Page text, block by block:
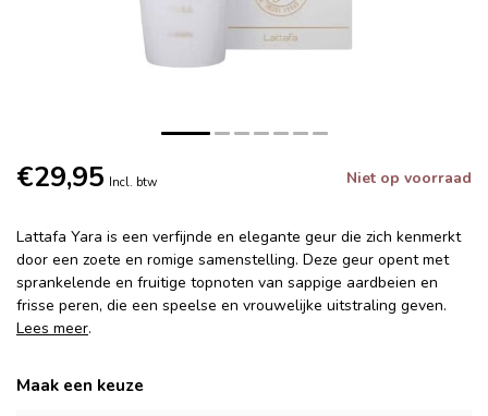
€29,95 Incl. btw Niet op voorraad
Lattafa Yara is een verfijnde en elegante geur die zich kenmerkt
door een zoete en romige samenstelling. Deze geur opent met
sprankelende en fruitige topnoten van sappige aardbeien en
frisse peren, die een speelse en vrouwelijke uitstraling geven.
Lees meer.
Maak een keuze